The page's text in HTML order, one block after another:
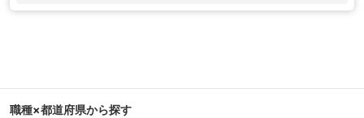
職種×都道府県から探す